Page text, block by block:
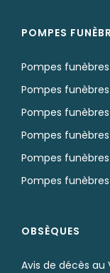
POMPES
Pompes
Pompes
Pompes
Pompes
Pompes
Pompes
OBSÈQUES
Avis de décès au